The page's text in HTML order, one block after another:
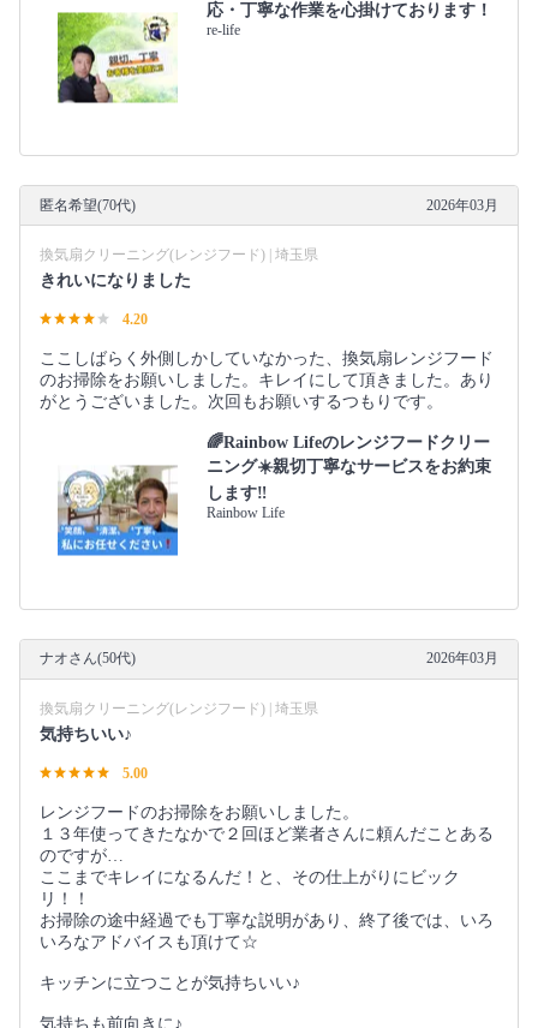
応・丁寧な作業を心掛けております！
re-life
匿名希望(70代) 2026年03月
換気扇クリーニング(レンジフード) | 埼玉県
きれいになりました
4.20
ここしばらく外側しかしていなかった、換気扇レンジフード
のお掃除をお願いしました。キレイにして頂きました。あり
がとうございました。次回もお願いするつもりです。
🌈Rainbow Lifeのレンジフードクリー
ニング☀️親切丁寧なサービスをお約束
します‼️
Rainbow Life
ナオさん(50代) 2026年03月
換気扇クリーニング(レンジフード) | 埼玉県
気持ちいい♪
5.00
レンジフードのお掃除をお願いしました。
１３年使ってきたなかで２回ほど業者さんに頼んだことある
のですが…
ここまでキレイになるんだ！と、その仕上がりにビック
リ！！
お掃除の途中経過でも丁寧な説明があり、終了後では、いろ
いろなアドバイスも頂けて☆
キッチンに立つことが気持ちいい♪
気持ちも前向きに♪